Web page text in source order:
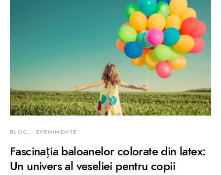
BLOG EVENIMENTE
Fascinația baloanelor colorate din latex:
Un univers al veseliei pentru copii